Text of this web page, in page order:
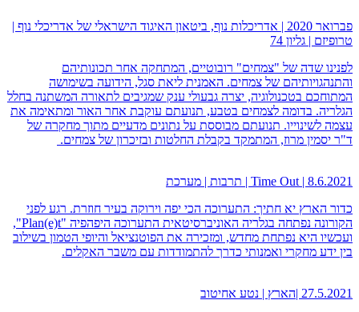
פברואר 2020 | אדריכלות נוף, ביטאון האיגוד הישראלי של אדריכלי נוף |
טרופיזם | גליון 74
לפנינו שדה של "צמחים" רובוטיים, המתחקה אחר תכונותיהם
והתנהגויותיהם של צמחים. האמנית ליאת סגל, הידועה בשימושה
המתוחכם בטכנולוגיה, יצרה גבעולי ענק שמגיבים לתאורה המשתנה בחלל
הגלריה. בדומה לצמחים בטבע, תנועתם עוקבת אחר האור ומתאימה את
עצמה לשינוייו. תנועתם מבוססת על נתונים מדעיים מתוך מחקרה של
ד"ר יסמין מרוז, המתמקד בקבלת החלטות ובזיכרון של צמחים.
8.6.2021 | Time Out | תרבות | מערכת
כדור הארץ יא חתיך: התערוכה הכי יפה וירוקה בעיר חוזרת. רגע לפני
הקורונה נפתחה בגלריה האוניברסיטאית התערוכה היפהפיה "Plan(e)t",
ועכשיו היא נפתחת מחדש, ומזכירה את הפוטנציאל והיופי הטמון בשילוב
בין ידע מחקרי ואמנותי כדרך להתמודדות עם משבר האקלים.
27.5.2021 |הארץ | נטע אחיטוב